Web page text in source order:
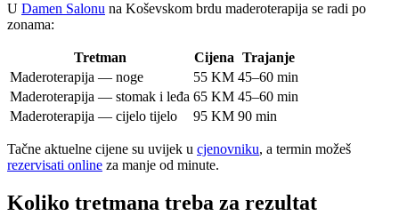
U Damen Salonu na Koševskom brdu maderoterapija se radi po
zonama:
Tretman Cijena Trajanje
Maderoterapija — noge
55 KM 45–60 min
Maderoterapija — stomak i leđa 65 KM 45–60 min
Maderoterapija — cijelo tijelo
95 KM 90 min
Tačne aktuelne cijene su uvijek u cjenovniku, a termin možeš
rezervisati online za manje od minute.
Koliko tretmana treba za rezultat